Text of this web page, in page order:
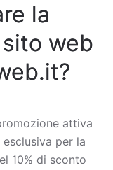
la
web
attiva
esclusiva per la
10% di sconto